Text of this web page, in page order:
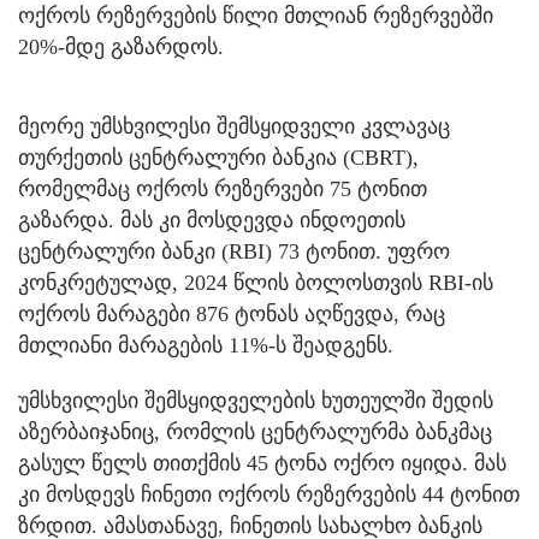
ოქროს რეზერვების წილი მთლიან რეზერვებში
20%-მდე გაზარდოს.
მეორე უმსხვილესი შემსყიდველი კვლავაც
თურქეთის ცენტრალური ბანკია (CBRT),
რომელმაც ოქროს რეზერვები 75 ტონით
გაზარდა. მას კი მოსდევდა ინდოეთის
ცენტრალური ბანკი (RBI) 73 ტონით. უფრო
კონკრეტულად, 2024 წლის ბოლოსთვის RBI-ის
ოქროს მარაგები 876 ტონას აღწევდა, რაც
მთლიანი მარაგების 11%-ს შეადგენს.
უმსხვილესი შემსყიდველების ხუთეულში შედის
აზერბაიჯანიც, რომლის ცენტრალურმა ბანკმაც
გასულ წელს თითქმის 45 ტონა ოქრო იყიდა. მას
კი მოსდევს ჩინეთი ოქროს რეზერვების 44 ტონით
ზრდით. ამასთანავე, ჩინეთის სახალხო ბანკის